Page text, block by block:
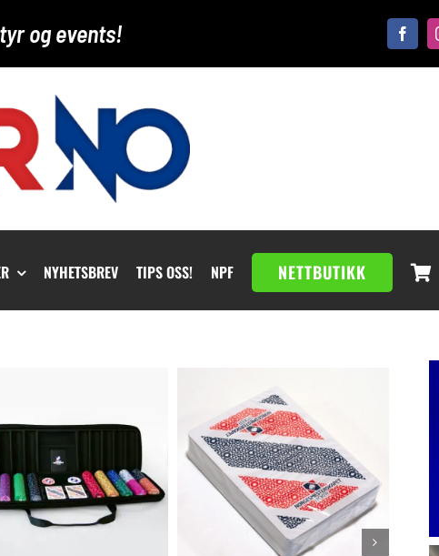
og events!
NYHETSBREV TIPS OSS! NPF NETTBUTIKK
KJØP
Detaljer
KJØPDette
produktet
har
flere
varianter.
Alternativene
Detaljer